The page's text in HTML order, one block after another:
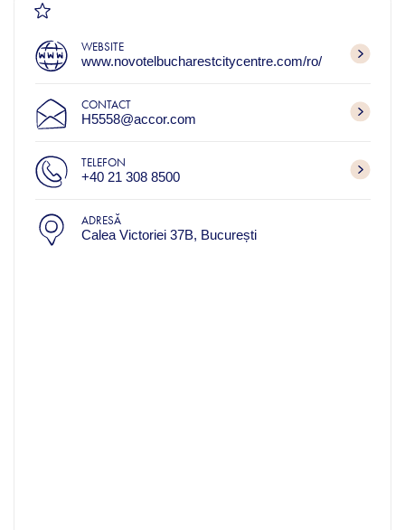
WEBSITE
www.novotelbucharestcitycentre.com/ro/
CONTACT
H5558@accor.com
TELEFON
+40 21 308 8500
ADRESĂ
Calea Victoriei 37B, București